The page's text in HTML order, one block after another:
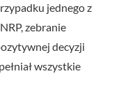
jednego z
zebranie
decyzji
wszystkie